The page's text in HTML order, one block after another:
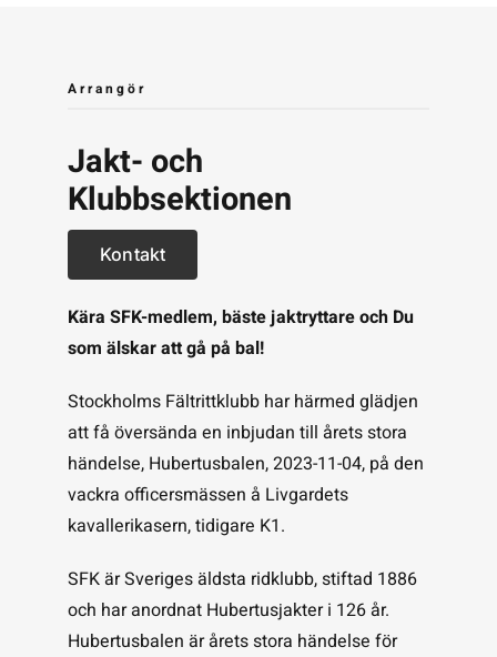
Arrangör
Jakt- och
Klubbsektionen
Kontakt
Kära SFK-medlem, bäste jaktryttare och Du
som älskar att gå på bal!
Stockholms Fältrittklubb har härmed glädjen
att få översända en inbjudan till årets stora
händelse, Hubertusbalen, 2023-11-04, på den
vackra officersmässen å Livgardets
kavallerikasern, tidigare K1.
SFK är Sveriges äldsta ridklubb, stiftad 1886
och har anordnat Hubertusjakter i 126 år.
Hubertusbalen är årets stora händelse för